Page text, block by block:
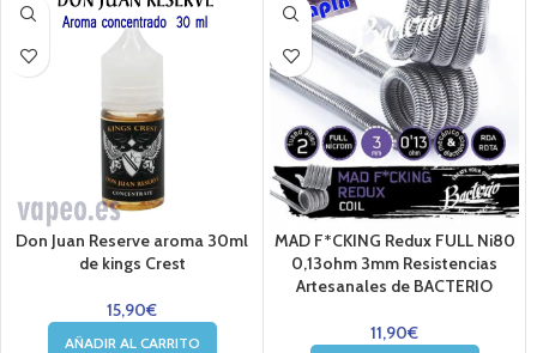
Don Juan Reserve aroma 30ml
de kings Crest
15,90€
AÑADIR AL CARRITO
MAD F*CKING Redux FULL Ni80
0,13ohm 3mm Resistencias
Artesanales de BACTERIO
11,90€